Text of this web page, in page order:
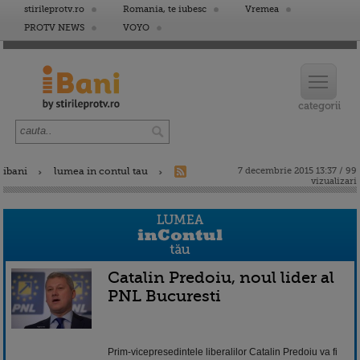
stirileprotv.ro Romania, te iubesc
Vremea
PROTV NEWS
VOYO
ibani lumea in contul tau
7 decembrie 2015 13:37 / 99
vizualizari
Catalin Predoiu, noul lider al
PNL Bucuresti
Prim-vicepresedintele liberalilor Catalin Predoiu va fi